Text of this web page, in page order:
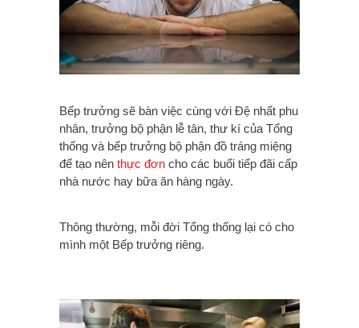
Bếp trưởng sẽ bàn việc cùng với Đệ nhất phu
nhân, trưởng bộ phận lễ tân, thư kí của Tổng
thống và bếp trưởng bộ phận đồ tráng miệng
để tạo nên thực đơn cho các buổi tiếp đãi cấp
nhà nước hay bữa ăn hàng ngày.
Thông thường, mỗi đời Tổng thống lại có cho
mình một Bếp trưởng riêng.